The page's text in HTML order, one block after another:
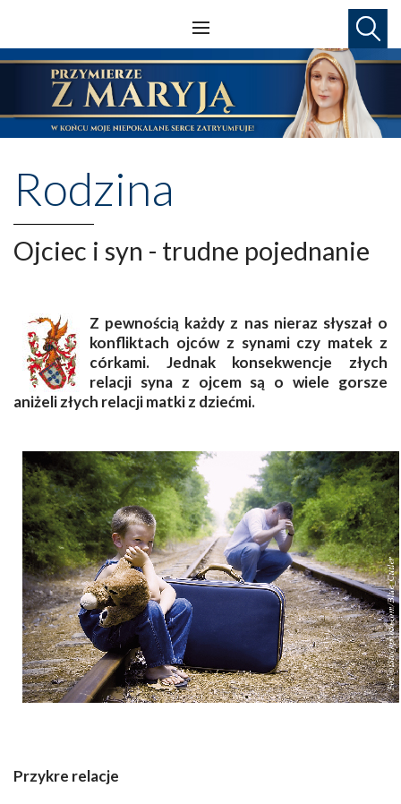
Rodzina
Ojciec i syn - trudne pojednanie
Z pewnością każdy z nas nieraz słyszał o
konfliktach ojców z synami czy matek z
córkami. Jednak konsekwencje złych
relacji syna z ojcem są o wiele gorsze
aniżeli złych relacji matki z dziećmi.
Przykre relacje